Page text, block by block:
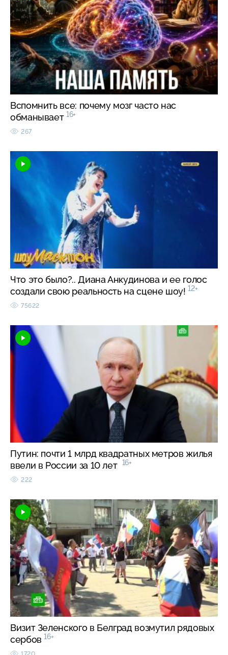
Вспомнить все: почему мозг часто нас
обманывает 16+
267
Что это было?.. Диана Анкудинова и ее голос
создали свою реальность на сцене шоу! 12+
75622
Путин: почти 1 млрд квадратных метров жилья
ввели в России за 10 лет 16+
222
Визит Зеленского в Белград возмутил рядовых
сербов 16+